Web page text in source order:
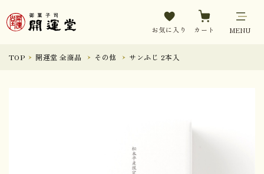
お気に入り カート MENU
TOP 開運堂 全商品 その他 サンふじ 2本入